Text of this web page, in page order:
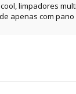
limpadores
apenas com